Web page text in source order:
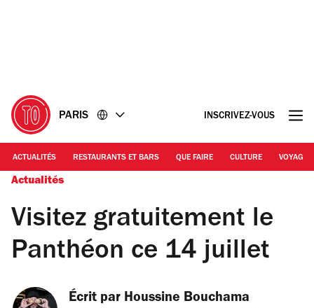
PARIS INSCRIVEZ-VOUS
ACTUALITÉS RESTAURANTS ET BARS QUE FAIRE CULTURE VOYAGE
Actualités
Visitez gratuitement le
Panthéon ce 14 juillet
Écrit par Houssine Bouchama